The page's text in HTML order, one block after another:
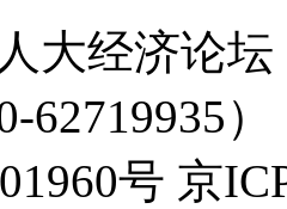
大经济论
62719935）
号 京